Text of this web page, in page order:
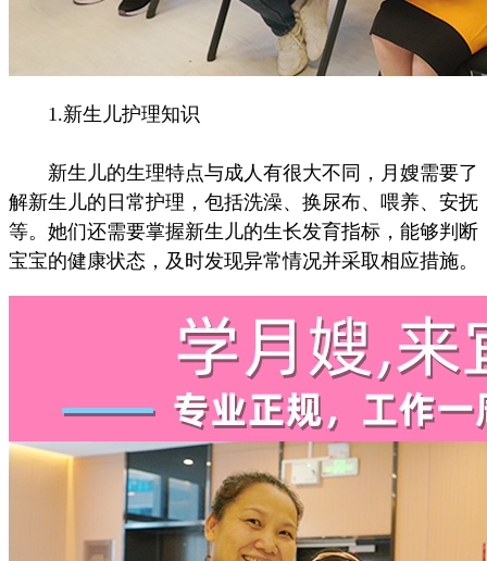
1.新生儿护理知识
新生儿的生理特点与成人有很大不同，月嫂需要了
解新生儿的日常护理，包括洗澡、换尿布、喂养、安抚
等。她们还需要掌握新生儿的生长发育指标，能够判断
宝宝的健康状态，及时发现异常情况并采取相应措施。